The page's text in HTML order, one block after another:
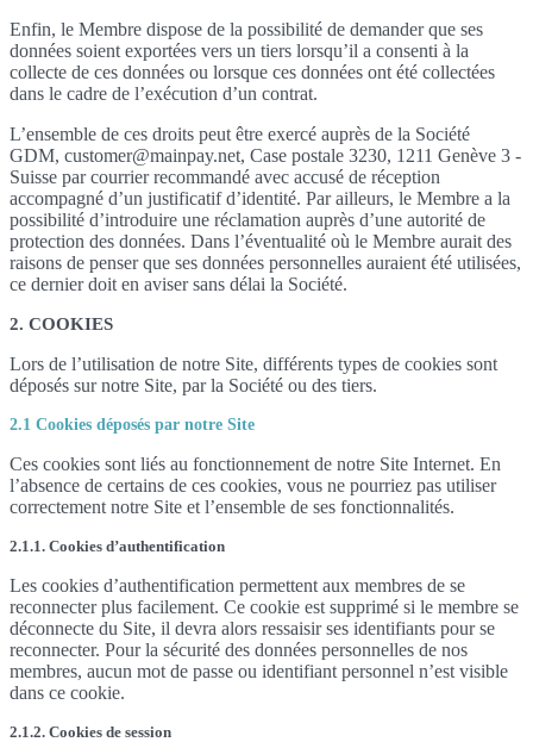
Enfin, le Membre dispose de la possibilité de demander que ses
données soient exportées vers un tiers lorsqu’il a consenti à la
collecte de ces données ou lorsque ces données ont été collectées
dans le cadre de l’exécution d’un contrat.
L’ensemble de ces droits peut être exercé auprès de la Société
GDM, customer@mainpay.net, Case postale 3230, 1211 Genève 3 -
Suisse par courrier recommandé avec accusé de réception
accompagné d’un justificatif d’identité. Par ailleurs, le Membre a la
possibilité d’introduire une réclamation auprès d’une autorité de
protection des données. Dans l’éventualité où le Membre aurait des
raisons de penser que ses données personnelles auraient été utilisées,
ce dernier doit en aviser sans délai la Société.
2. COOKIES
Lors de l’utilisation de notre Site, différents types de cookies sont
déposés sur notre Site, par la Société ou des tiers.
2.1 Cookies déposés par notre Site
Ces cookies sont liés au fonctionnement de notre Site Internet. En
l’absence de certains de ces cookies, vous ne pourriez pas utiliser
correctement notre Site et l’ensemble de ses fonctionnalités.
2.1.1. Cookies d’authentification
Les cookies d’authentification permettent aux membres de se
reconnecter plus facilement. Ce cookie est supprimé si le membre se
déconnecte du Site, il devra alors ressaisir ses identifiants pour se
reconnecter. Pour la sécurité des données personnelles de nos
membres, aucun mot de passe ou identifiant personnel n’est visible
dans ce cookie.
2.1.2. Cookies de session